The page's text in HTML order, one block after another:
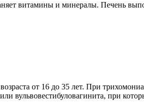
витамины и минералы. Печень
от 16 до 35 лет. При
вульвовестибуловагинита, при